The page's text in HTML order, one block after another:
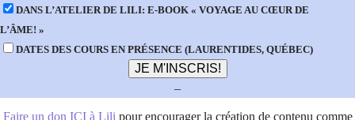
DANS L’ATELIER DE LILI: E-BOOK « VOYAGE AU CŒUR DE
L’ÂME! »
DATES DES COURS EN PRÉSENCE (LAURENTIDES, QUÉBEC)
–
Faire un don ICI à Lili pour encourager la création de contenu comme